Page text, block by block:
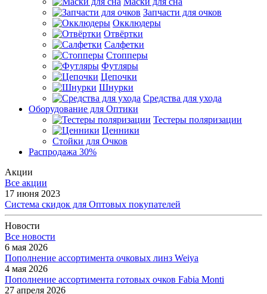
Запчасти для очков
Окклюдеры
Отвёртки
Салфетки
Стопперы
Футляры
Цепочки
Шнурки
Средства для ухода
Оборудование для Оптики
Тестеры поляризации
Ценники
Стойки для Очков
Распродажа 30%
Акции
Все акции
17 июня 2023
Система скидок для Оптовых покупателей
Новости
Все новости
6 мая 2026
Пополнение ассортимента очковых линз Weiya
4 мая 2026
Пополнение ассортимента готовых очков Fabia Monti
27 апреля 2026